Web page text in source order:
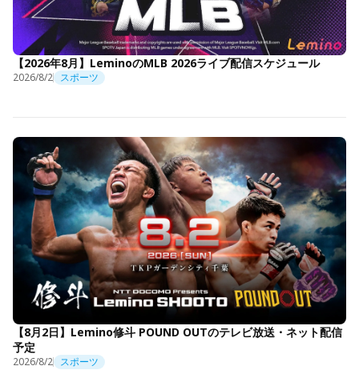
【2026年8月】LeminoのMLB 2026ライブ配信スケジュール
2026/8/2 スポーツ
【8月2日】Lemino修斗 POUND OUTのテレビ放送・ネット配信
予定
2026/8/2 スポーツ